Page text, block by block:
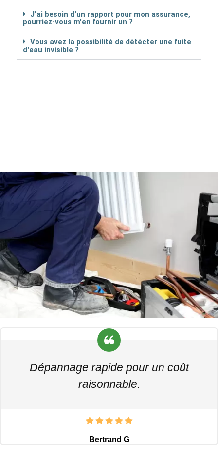
J'ai besoin d'un rapport pour mon assurance,
pourriez-vous m'en fournir un ?
Vous avez la possibilité de détécter une fuite
d'eau invisible ?
Dépannage rapide pour un coût
raisonnable.
Bertrand G